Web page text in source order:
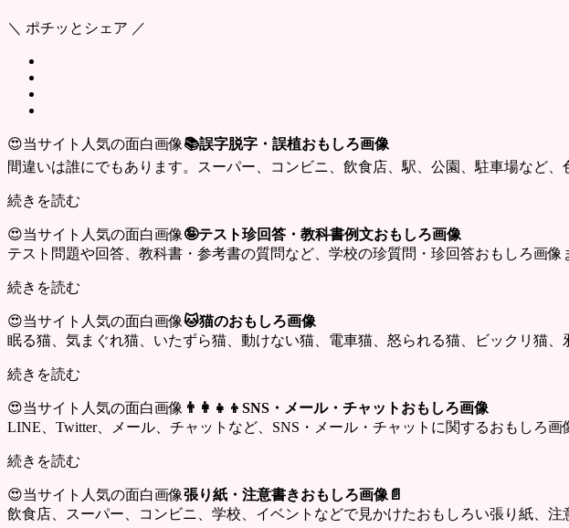
＼ ポチッとシェア ／
😍当サイト人気の面白画像📚誤字脱字・誤植おもしろ画像
間違いは誰にでもあります。スーパー、コンビニ、飲食店、駅、公園、駐車場など
続きを読む
😍当サイト人気の面白画像🤪テスト珍回答・教科書例文おもしろ画像
テスト問題や回答、教科書・参考書の質問など、学校の珍質問・珍回答おもしろ画像
続きを読む
😍当サイト人気の面白画像🐱猫のおもしろ画像
眠る猫、気まぐれ猫、いたずら猫、動けない猫、電車猫、怒られる猫、ビックリ猫
続きを読む
😍当サイト人気の面白画像 👨‍👩‍👧‍👦SNS・メール・チャットおもしろ画像
LINE、Twitter、メール、チャットなど、SNS・メール・チャットに関するおもしろ画
続きを読む
😍当サイト人気の面白画像張り紙・注意書きおもしろ画像📄
飲食店、スーパー、コンビニ、学校、イベントなどで見かけたおもしろい張り紙、注